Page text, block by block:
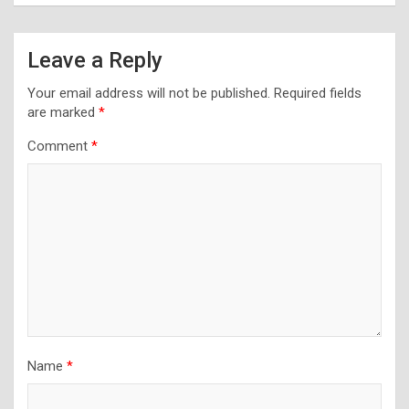
Leave a Reply
Your email address will not be published. Required fields
are marked *
Comment *
Name *